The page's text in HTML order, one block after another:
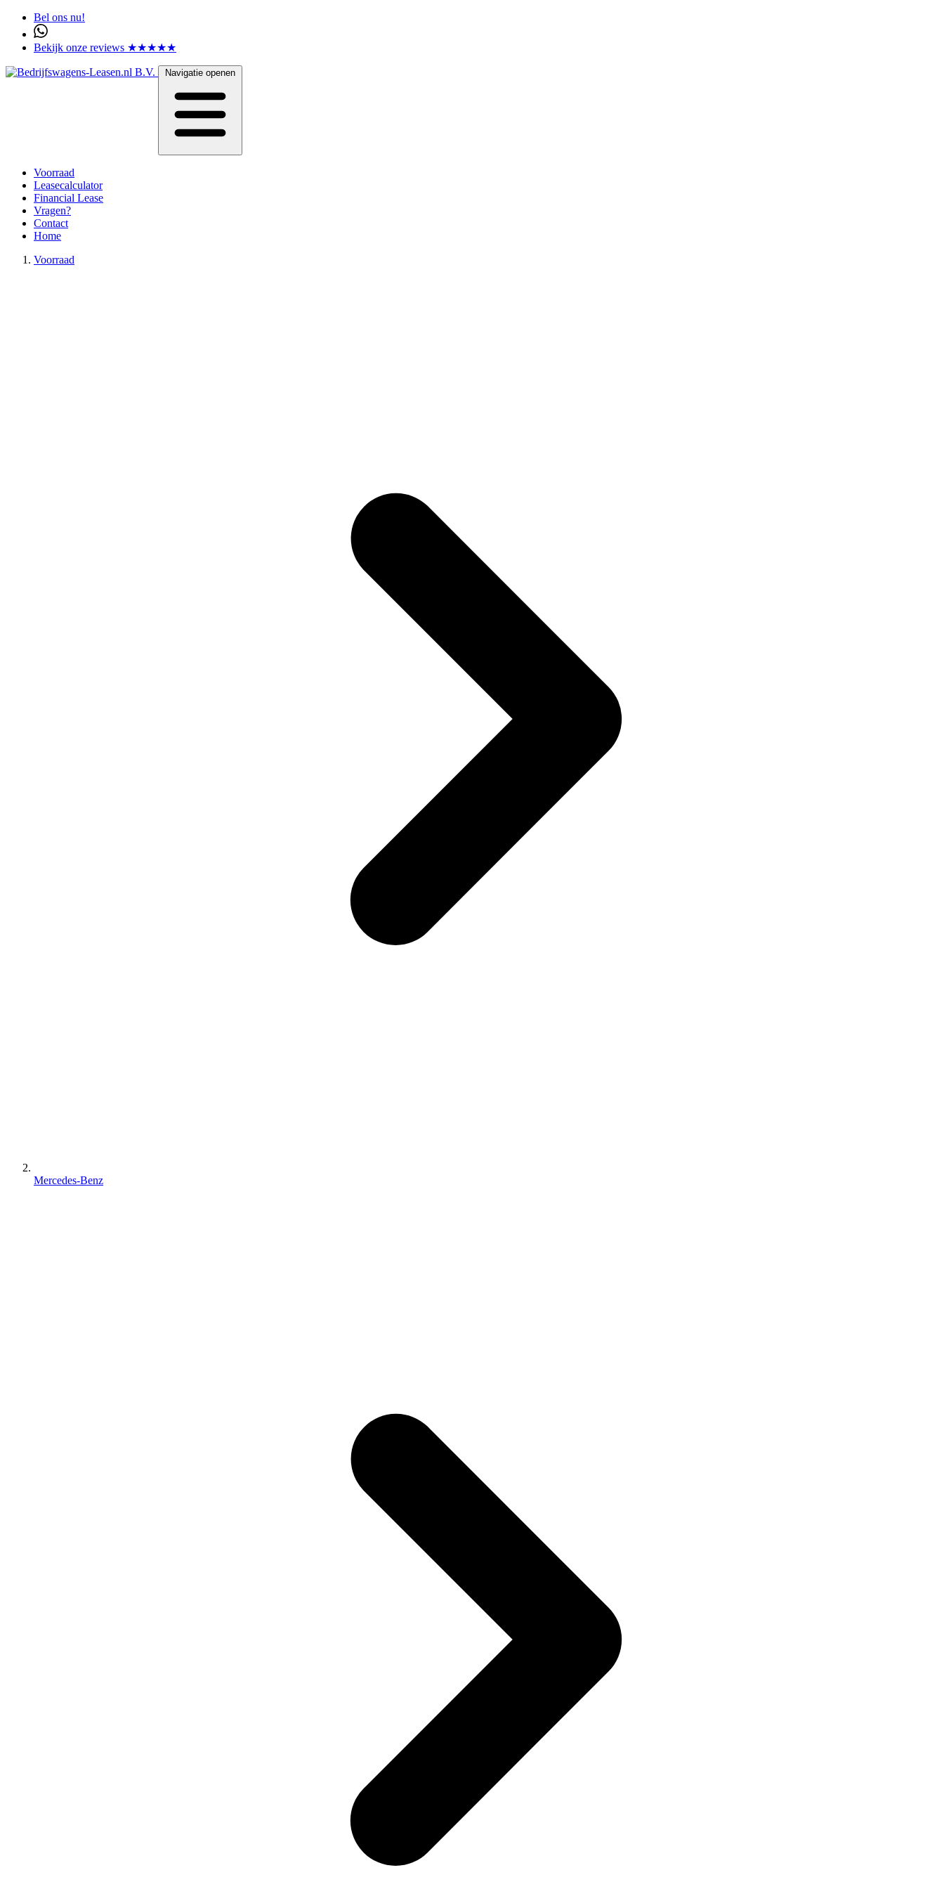
Bel ons nu!
Bekijk onze reviews ★★★★★
Navigatie openen
Voorraad
Leasecalculator
Financial Lease
Vragen?
Contact
Home
Voorraad
Mercedes-Benz